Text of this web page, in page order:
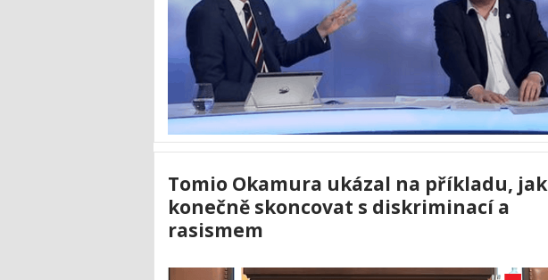
Tomio Okamura ukázal na příkladu, jak
konečně skoncovat s diskriminací a
rasismem